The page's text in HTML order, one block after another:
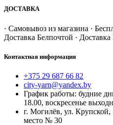
ДОСТАВКА
· Самовывоз из магазина ·
Доставка Белпочтой ·
Контактная информация
+375 29 687 66 82
city-yarn@yandex.by
График работы: будние
18.00, воскресенье
г. Могилёв, ул.
место № 30